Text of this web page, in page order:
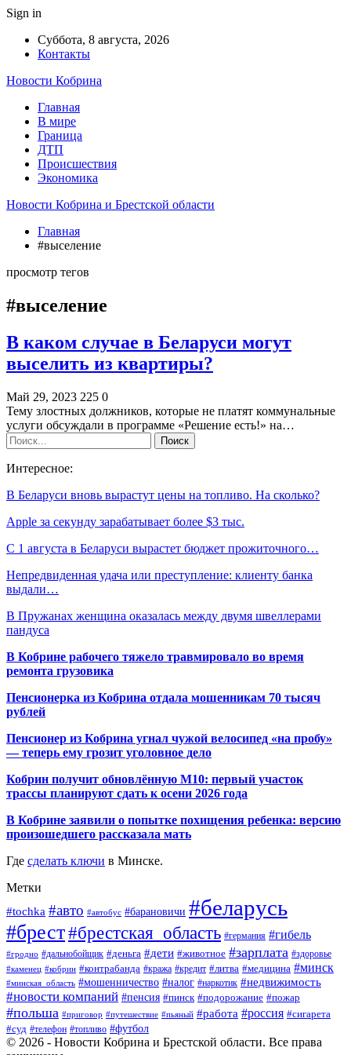
Sign in
Суббота, 8 августа, 2026
Контакты
Новости Кобрина
Главная
В мире
Граница
ДТП
Происшествия
Экономика
Новости Кобрина и Брестской области
Главная
#выселение
просмотр тегов
#выселение
В каком случае в Беларуси могут
выселить из квартиры?
Май 29, 2023 225 0
Тему злостных должников, которые не платят коммунальные
услуги обсуждали в программе «Решение есть!» на…
Интересное:
В Беларуси вновь вырастут цены на топливо. На сколько?
Apple за секунду зарабатывает более $3 тыс.
С 1 августа в Беларуси вырастет бюджет прожиточного…
Непредвиденная удача или преступление: клиенту банка
выдали…
В Пружанах женщина оказалась между двумя швеллерами
пандуса
В Кобрине рабочего тяжело травмировало во время
ремонта грузовика
Пенсионерка из Кобрина отдала мошенникам 70 тысяч
рублей
Пенсионер из Кобрина угнал чужой велосипед «на пробу»
— теперь ему грозит уголовное дело
Кобрин получит обновлённую М10: первый участок
трассы планируют сдать к осени 2026 года
В Кобрине заявили о попытке похищения ребенка: версию
произошедшего рассказала мать
Где сделать ключи в Минске.
Метки
#tochka #авто #автобус #барановичи #беларусь
#брест#брестская_область #германия #гибель
#гродно #дальнобойщик #деньга #дети #животное #зарплата #здоровье
#каменец #кобрин #контрабанда #кража #кредит #литва #медицина #минск
#минская_область #мошенничество #налог #наркотик #недвижимость
#новости компаний #пенсия #пинск #подорожание #пожар
#польша #приговор #путешествие #пьяный #работа #россия #сигарета
#суд #телефон #топливо #футбол
© 2026 - Новости Кобрина и Брестской области. Все права